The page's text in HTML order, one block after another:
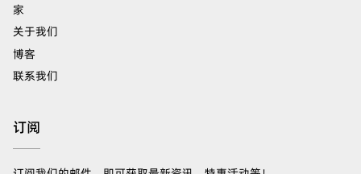
家
关于我们
博客
联系我们
订阅